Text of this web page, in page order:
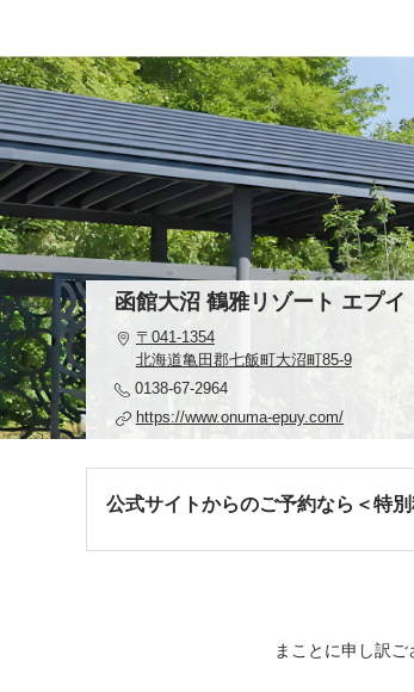
函館大沼 鶴雅リゾート エプイ
〒041-1354
北海道亀田郡七飯町大沼町85-9
0138-67-2964
https://www.onuma-epuy.com/
公式サイトからのご予約なら＜特
まことに申し訳ご